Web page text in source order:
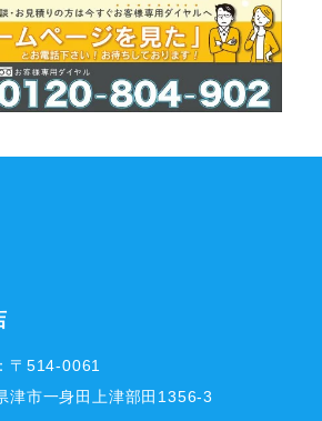
〒514-0061
津市一身田上津部田1356-3